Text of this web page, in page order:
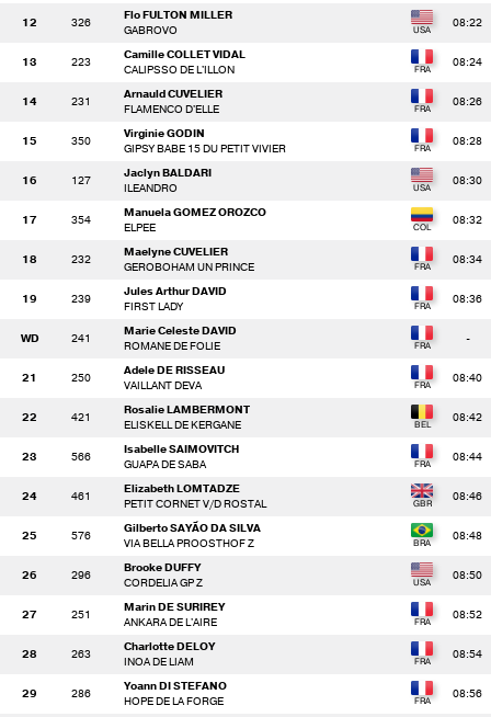
12 326
Flo FULTON MILLER
GABROVO
08:22
13 223
Camille COLLET VIDAL
CALIPSSO DE L'ILLON
08:24
14 231
Arnauld CUVELIER
FLAMENCO D'ELLE
08:26
15 350
Virginie GODIN
GIPSY BABE 15 DU PETIT VIVIER
08:28
16 127
Jaclyn BALDARI
ILEANDRO
08:30
17 354
Manuela GOMEZ OROZCO
ELPEE
08:32
18 232
Maelyne CUVELIER
GEROBOHAM UN PRINCE
08:34
19 239
Jules Arthur DAVID
FIRST LADY
08:36
WD 241
Marie Celeste DAVID
ROMANE DE FOLIE
-
21 250
Adele DE RISSEAU
VAILLANT DEVA
08:40
22 421
Rosalie LAMBERMONT
ELISKELL DE KERGANE
08:42
23 566
Isabelle SAIMOVITCH
GUAPA DE SABA
08:44
24 461
Elizabeth LOMTADZE
PETIT CORNET V/D ROSTAL
08:46
25 576
Gilberto SAYÃO DA SILVA
VIA BELLA PROOSTHOF Z
08:48
26 296
Brooke DUFFY
CORDELIA GP Z
08:50
27 251
Marin DE SURIREY
ANKARA DE L'AIRE
08:52
28 263
Charlotte DELOY
INOA DE LIAM
08:54
29 286
Yoann DI STEFANO
HOPE DE LA FORGE
08:56